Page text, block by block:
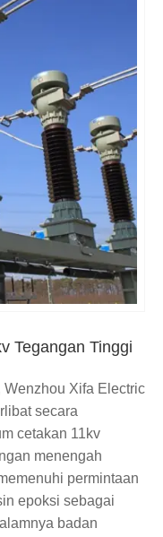
Tegangan Tinggi
Xifa Electric
secara
cetakan 11kv
menengah
permintaan
epoksi sebagai
badan